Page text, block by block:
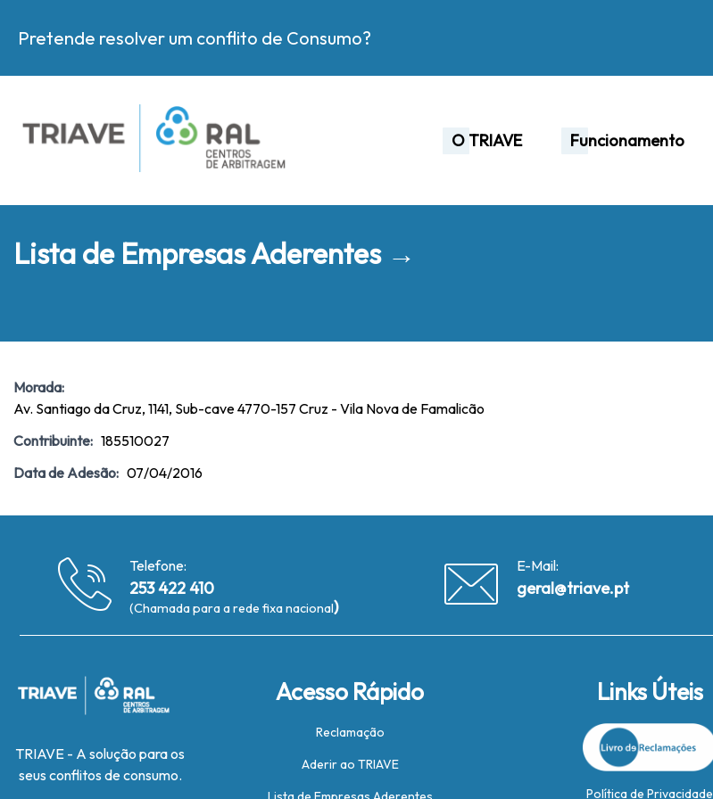
Pretende resolver um conflito de Consumo?
O TRIAVE Funcionamento
Lista de Empresas Aderentes →
Morada:
Av. Santiago da Cruz, 1141, Sub-cave 4770-157 Cruz - Vila Nova de Famalicão
Contribuinte: 185510027
Data de Adesão: 07/04/2016
Telefone:
253 422 410
(Chamada para a rede fixa nacional)
E-Mail:
geral@triave.pt
TRIAVE - A solução para os
seus conflitos de consumo.
Acesso Rápido
Reclamação
Aderir ao TRIAVE
Links Úteis
Política de Privacidade